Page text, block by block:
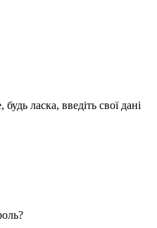
ласка, введіть свої дані